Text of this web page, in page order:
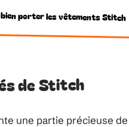
porter les vêtements Stitch
de Stitch
une partie précieuse